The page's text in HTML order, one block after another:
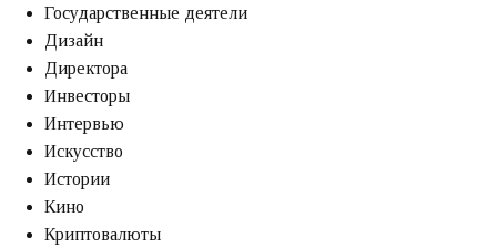
Государственные деятели
Дизайн
Директора
Инвесторы
Интервью
Искусство
Истории
Кино
Криптовалюты